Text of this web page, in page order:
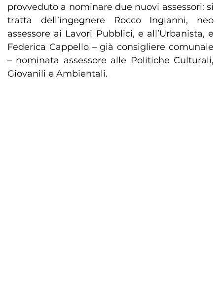
provveduto a nominare due nuovi assessori: si
tratta dell’ingegnere Rocco Ingianni, neo
assessore ai Lavori Pubblici, e all’Urbanista, e
Federica Cappello – già consigliere comunale
– nominata assessore alle Politiche Culturali,
Giovanili e Ambientali.